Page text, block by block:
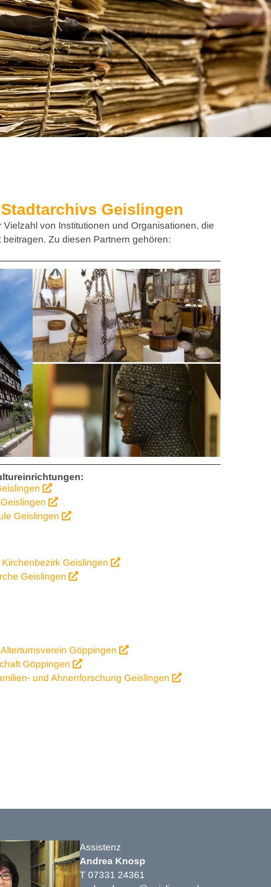
Geislingen
von Institutionen und Organisationen, die
Zu diesen Partnern gehören:
Geislingen
Geislingen
Geislingen
Göppingen
Göppingen
und Ahnenforschung Geislingen
Assistenz
Andrea Knosp
T 07331 24361